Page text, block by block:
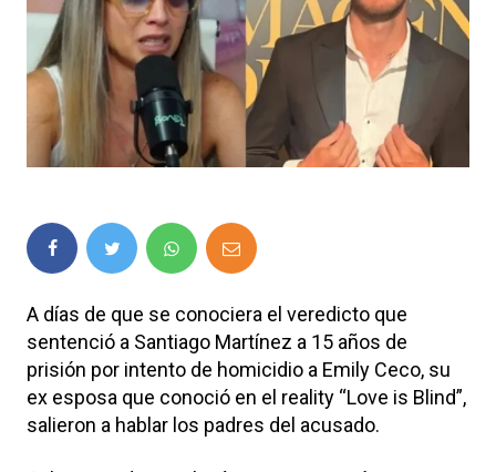
A días de que se conociera el veredicto que
sentenció a Santiago Martínez a 15 años de
prisión por intento de homicidio a Emily Ceco, su
ex esposa que conoció en el reality “Love is Blind”,
salieron a hablar los padres del acusado.